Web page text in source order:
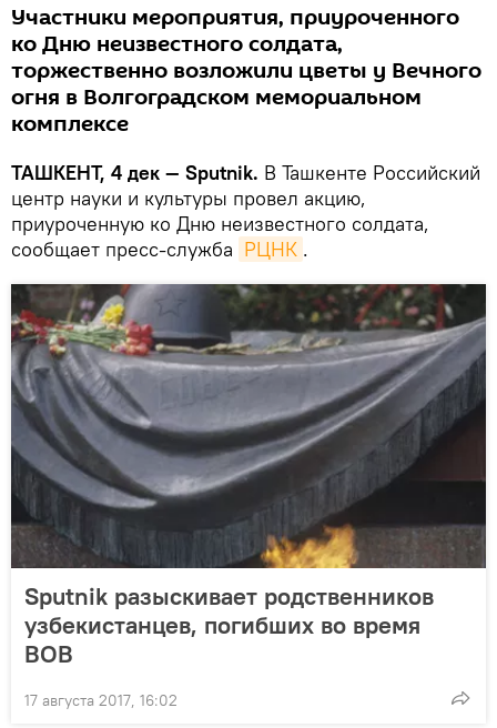
Участники мероприятия, приуроченного
ко Дню неизвестного солдата,
торжественно возложили цветы у Вечного
огня в Волгоградском мемориальном
комплексе
ТАШКЕНТ, 4 дек — Sputnik. В Ташкенте Российский
центр науки и культуры провел акцию,
приуроченную ко Дню неизвестного солдата,
сообщает пресс-служба РЦНК .
Sputnik разыскивает родственников
узбекистанцев, погибших во время
ВОВ
17 августа 2017, 16:02